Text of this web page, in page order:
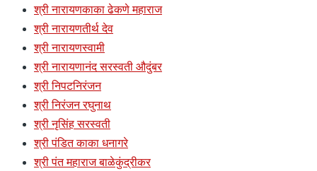
श्री नारायणकाका ढेकणे महाराज
श्री नारायणतीर्थ देव
श्री नारायणस्वामी
श्री नारायणानंद सरस्वती औदुंबर
श्री निपटनिरंजन
श्री निरंजन रघुनाथ
श्री नृसिंह सरस्वती
श्री पंडित काका धनागरे
श्री पंत महाराज बाळेकुंद्रीकर